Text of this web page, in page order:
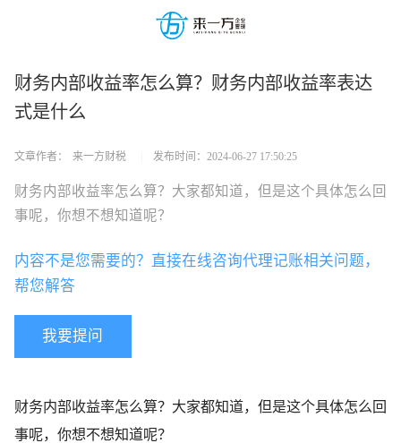
财务内部收益率怎么算？财务内部收益率表达
式是什么
文章作者： 来一方财税 发布时间：2024-06-27 17:50:25
财务内部收益率怎么算？大家都知道，但是这个具体怎么回
事呢，你想不想知道呢？
我要提问
内容不是您需要的？直接在线咨询代理记账相关问题，
帮您解答
财务内部收益率怎么算？大家都知道，但是这个具体怎么回
事呢，你想不想知道呢？